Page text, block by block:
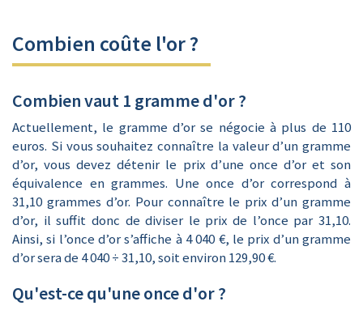
Combien coûte l'or ?
Combien vaut 1 gramme d'or ?
Actuellement, le gramme d’or se négocie à plus de 110
euros. Si vous souhaitez connaître la valeur d’un gramme
d’or, vous devez détenir le prix d’une once d’or et son
équivalence en grammes. Une once d’or correspond à
31,10 grammes d’or. Pour connaître le prix d’un gramme
d’or, il suffit donc de diviser le prix de l’once par 31,10.
Ainsi, si l’once d’or s’affiche à 4 040 €, le prix d’un gramme
d’or sera de 4 040 ÷ 31,10, soit environ 129,90 €.
Qu'est-ce qu'une once d'or ?